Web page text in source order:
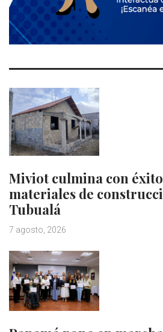
Miviot culmina con
materiales de
Tubualá
7 agosto, 2026